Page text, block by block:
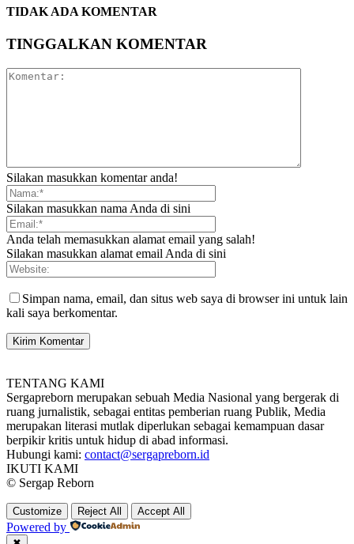
TIDAK ADA KOMENTAR
TINGGALKAN KOMENTAR
Silakan masukkan komentar anda!
Silakan masukkan nama Anda di sini
Anda telah memasukkan alamat email yang salah!
Silakan masukkan alamat email Anda di sini
Simpan nama, email, dan situs web saya di browser ini untuk lain
kali saya berkomentar.
TENTANG KAMI
Sergapreborn merupakan sebuah Media Nasional yang bergerak di
ruang jurnalistik, sebagai entitas pemberian ruang Publik, Media
merupakan literasi mutlak diperlukan sebagai kemampuan dasar
berpikir kritis untuk hidup di abad informasi.
Hubungi kami: contact@sergapreborn.id
IKUTI KAMI
© Sergap Reborn
Customize Reject All Accept All
Powered by